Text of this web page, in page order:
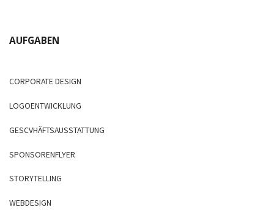
AUFGABEN
CORPORATE DESIGN
LOGOENTWICKLUNG
GESCVHÄFTSAUSSTATTUNG
SPONSORENFLYER
STORYTELLING
WEBDESIGN